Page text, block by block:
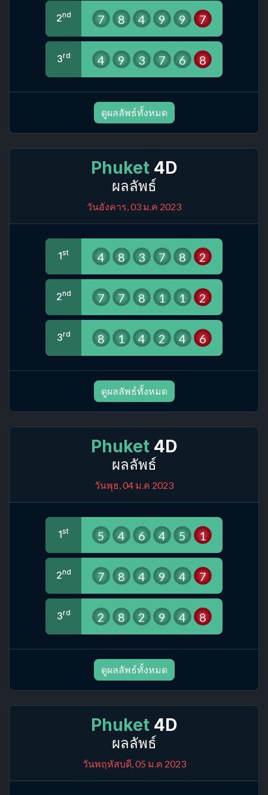
2nd 7 8 4 9 9 7
3rd 4 9 3 7 6 8
ดูผลลัพธ์ทั้งหมด
Phuket 4D
ผลลัพธ์
วันอังคาร, 03 ม.ค 2023
1st 4 8 3 7 8 2
2nd 7 7 8 1 1 2
3rd 8 1 4 2 4 6
ดูผลลัพธ์ทั้งหมด
Phuket 4D
ผลลัพธ์
วันพุธ, 04 ม.ค 2023
1st 5 4 6 4 5 1
2nd 7 8 4 9 4 7
3rd 2 8 2 9 4 8
ดูผลลัพธ์ทั้งหมด
Phuket 4D
ผลลัพธ์
วันพฤหัสบดี, 05 ม.ค 2023